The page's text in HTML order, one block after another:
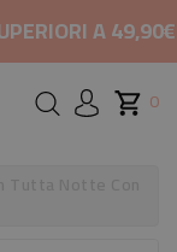
A 49,90€
0